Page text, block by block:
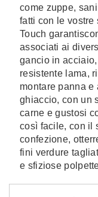
come zuppe,
fatti con le vostre
Touch
associati ai
gancio in
resistente lama,
montare panna e
ghiaccio, con un
carne e gustosi
così facile, con il
confezione,
fini verdure
e sfiziose